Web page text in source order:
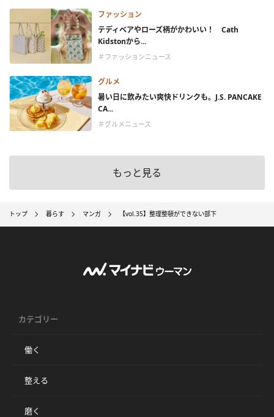
ファッション
テディベアやローズ柄がかわいい！ Cath
Kidstonから...
＃ファッションニュース
グルメ
暑い日に飲みたい爽快ドリンクも。J.S. PANCAKE
CA...
＃グルメニュース
もっと見る
トップ 暮らす マンガ 【vol.35】整理整頓ができない部下
カテゴリー
働く
整える
磨く